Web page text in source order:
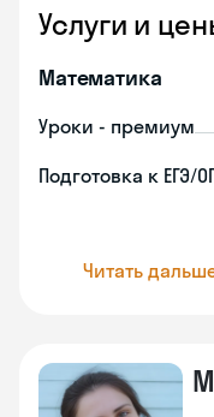
Услуги и
Математика
Уроки - премиум
Подготовка к ЕГЭ/
Читать